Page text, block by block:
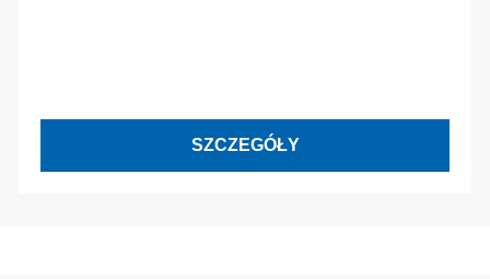
SZCZEGÓŁY